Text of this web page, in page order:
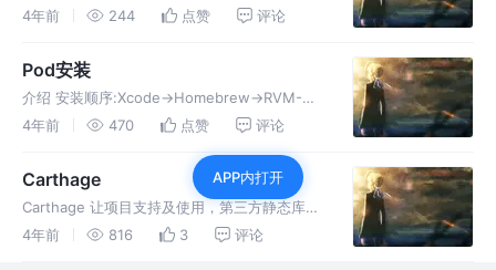
录,我在"下载"目录创建的"DP"文件夹,用来存放
进行基础配置,git的基础配置,作用是告诉git你是
4年前 244 点赞 评论
Pod安装
介绍 安装顺序:Xcode->Homebrew->RVM-
>Ruby->CocoaPods 安装 Homebrew
装一些os x上没有的UNiX工具
4年前 470 点赞 评论
Carthage
Carthage 让项目支持及使用，第三方静态库转
为动态库 Carthage介绍 具体使用，可以查看官
4年前 816 3 评论
APP内打开